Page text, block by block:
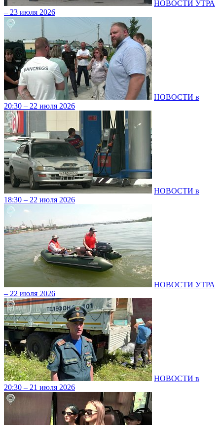
НОВОСТИ УТРА
– 23 июля 2026
НОВОСТИ в
20:30 – 22 июля 2026
НОВОСТИ в
18:30 – 22 июля 2026
НОВОСТИ УТРА
– 22 июля 2026
НОВОСТИ в
20:30 – 21 июля 2026